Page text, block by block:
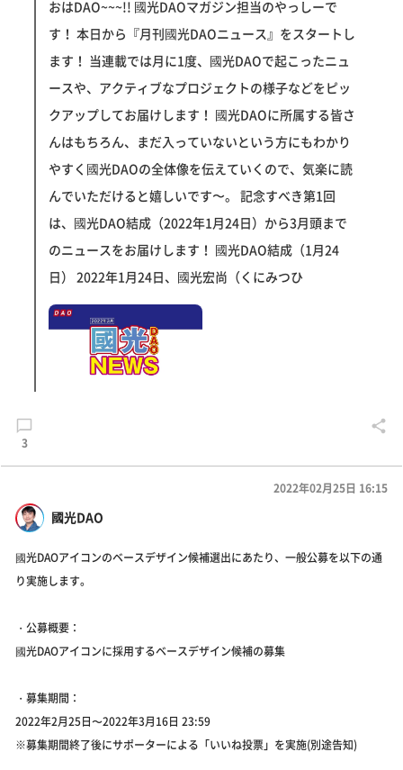
おはDAO~~~!! 國光DAOマガジン担当のやっしーで
す！ 本日から『月刊國光DAOニュース』をスタートし
ます！ 当連載では月に1度、國光DAOで起こったニュ
ースや、アクティブなプロジェクトの様子などをピッ
クアップしてお届けします！ 國光DAOに所属する皆さ
んはもちろん、まだ入っていないという方にもわかり
やすく國光DAOの全体像を伝えていくので、気楽に読
んでいただけると嬉しいです〜。 記念すべき第1回
は、國光DAO結成（2022年1月24日）から3月頭まで
のニュースをお届けします！ 國光DAO結成（1月24
日） 2022年1月24日、國光宏尚（くにみつひ
3
國光DAO
2022年02月25日 16:15
國光DAOアイコンのベースデザイン候補選出にあたり、一般公募を以下の通
り実施します。
・公募概要：
國光DAOアイコンに採用するベースデザイン候補の募集
・募集期間：
2022年2月25日〜2022年3月16日 23:59
※募集期間終了後にサポーターによる「いいね投票」を実施(別途告知)